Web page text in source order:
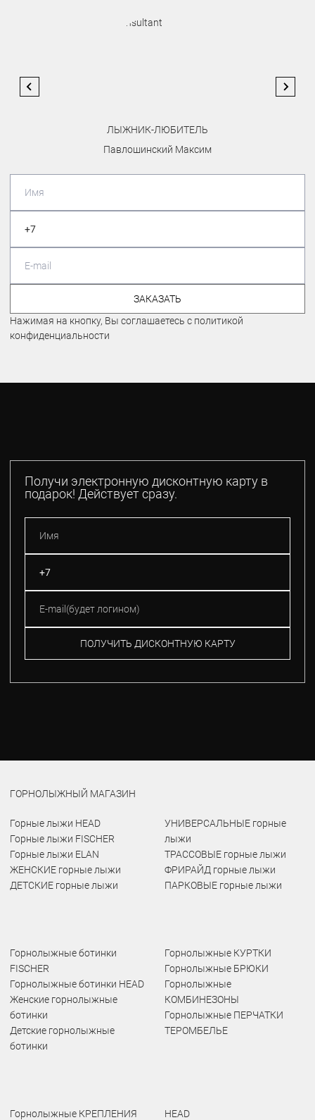
ЛЫЖНИК-ЛЮБИТЕЛЬ
Павлошинский Максим
ЗАКАЗАТЬ
Нажимая на кнопку, Вы соглашаетесь с политикой
конфиденциальности
Получи электронную дисконтную карту в
подарок! Действует сразу.
ПОЛУЧИТЬ ДИСКОНТНУЮ КАРТУ
ГОРНОЛЫЖНЫЙ МАГАЗИН
Горные лыжи HEAD
Горные лыжи FISCHER
Горные лыжи ELAN
ЖЕНСКИЕ горные лыжи
ДЕТСКИЕ горные лыжи
УНИВЕРСАЛЬНЫЕ горные
лыжи
ТРАССОВЫЕ горные лыжи
ФРИРАЙД горные лыжи
ПАРКОВЫЕ горные лыжи
Горнолыжные ботинки
FISCHER
Горнолыжные ботинки HEAD
Женские горнолыжные
ботинки
Детские горнолыжные
ботинки
Горнолыжные КУРТКИ
Горнолыжные БРЮКИ
Горнолыжные
КОМБИНЕЗОНЫ
Горнолыжные ПЕРЧАТКИ
ТЕРОМБЕЛЬЕ
Горнолыжные КРЕПЛЕНИЯ
HEAD